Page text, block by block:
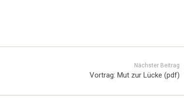
Nächster Beitrag
Vortrag: Mut zur Lücke (pdf)